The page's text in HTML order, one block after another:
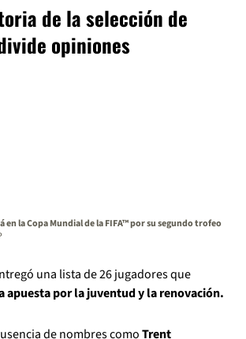
de la selección de
opiniones
en la Copa Mundial de la FIFA™ por su segundo trofeo
una lista de 26 jugadores que
apuesta por la juventud y la renovación.
de nombres comoTrent